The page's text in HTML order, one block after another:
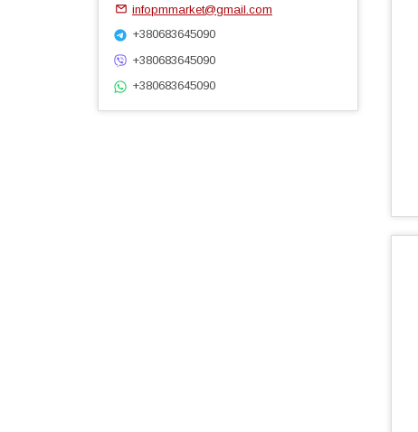
infopmmarket@gmail.com
+380683645090
+380683645090
+380683645090